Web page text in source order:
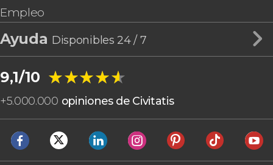
Empleo
Ayuda Disponibles 24 / 7
9,1/10 ★★★★★
★★★★★
+5.000.000 opiniones de Civitatis